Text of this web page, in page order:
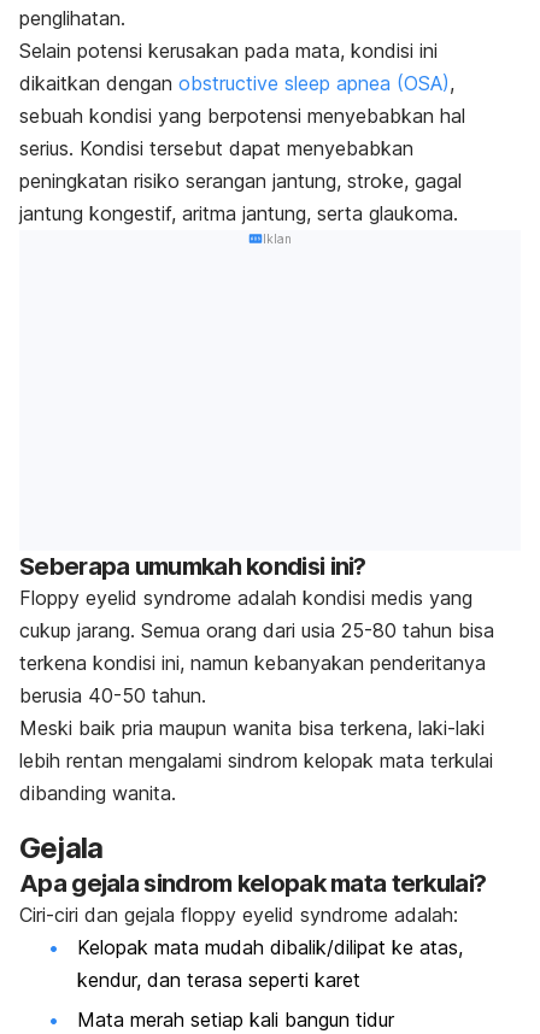
penglihatan.
Selain potensi kerusakan pada mata, kondisi ini
dikaitkan dengan obstructive sleep apnea (OSA),
sebuah kondisi yang berpotensi menyebabkan hal
serius. Kondisi tersebut dapat menyebabkan
peningkatan risiko serangan jantung, stroke, gagal
jantung kongestif, aritma jantung, serta glaukoma.
Iklan
Seberapa umumkah kondisi ini?
Floppy eyelid syndrome adalah kondisi medis yang
cukup jarang. Semua orang dari usia 25-80 tahun bisa
terkena kondisi ini, namun kebanyakan penderitanya
berusia 40-50 tahun.
Meski baik pria maupun wanita bisa terkena, laki-laki
lebih rentan mengalami sindrom kelopak mata terkulai
dibanding wanita.
Gejala
Apa gejala sindrom kelopak mata terkulai?
Ciri-ciri dan gejala floppy eyelid syndrome adalah:
Kelopak mata mudah dibalik/dilipat ke atas,
kendur, dan terasa seperti karet
Mata merah setiap kali bangun tidur